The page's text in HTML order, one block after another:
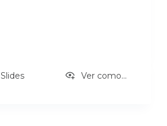
Slides Ver como...